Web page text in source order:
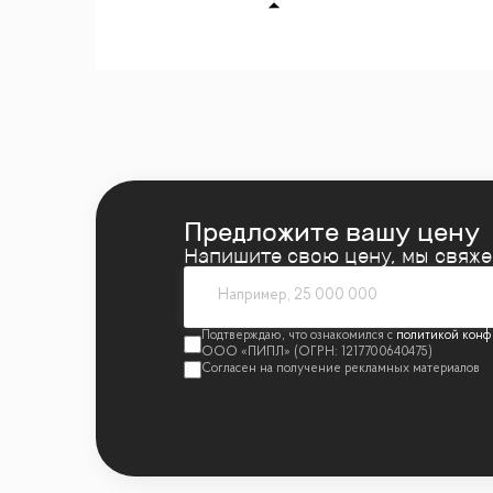
ИНТЕРЬЕР И СТИЛЬ
✔️ Вневременная неоклассика с
✔️ Благородные оттенки натурального
✔️ Продуманная световая концепция
✔️ Натуральные материалы: мрамор,
✔️ Панорамное остекление с
Предложите вашу цену
Напишите свою цену, мы
политикой